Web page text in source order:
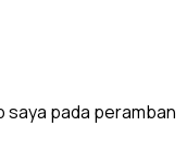
saya pada peramban